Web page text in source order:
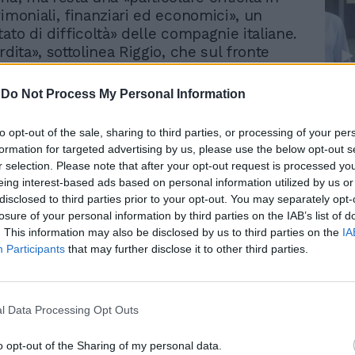
Do Not Process My Personal Information
opt-out of the sale, sharing to third parties, or processing of your
for targeted advertising by us, please use the below opt-out
selection. Please note that after your opt-out request is processed
interest-based ads based on personal information utilized by us
to third parties prior to your opt-out. You may separately
of your personal information by third parties on the IAB’s list of
This information may also be disclosed by us to third parties on the
Participants that may further disclose it to other third parties.
Data Processing Opt Outs
opt-out of the Sharing of my personal data.
finanziari ed economici», un
di difficoltà» delle compagnie italiane.
sottolinea Riggio, che sul fronte
il settore rileva «segnali di nuovo
primo quadrimestre 2012». Due le
governo, attese da tempo. Ad indicarle il
Sviluppo Economico e delle
Corrado Passera. Entro l'estate arriverà
per gli aeroporti (per una
dopo il proliferare «effettivamente
di piccoli scali non competitivi), ed entro
essere firmati gli ultimi
di programma con le società di
(Venezia e Roma, strategico
ed il possibile ingresso di investitori
il presidente di Assaeroporti e di Adr,
Rudy Giuliani a Come States?
Trump, Meloni e la strategia
americana